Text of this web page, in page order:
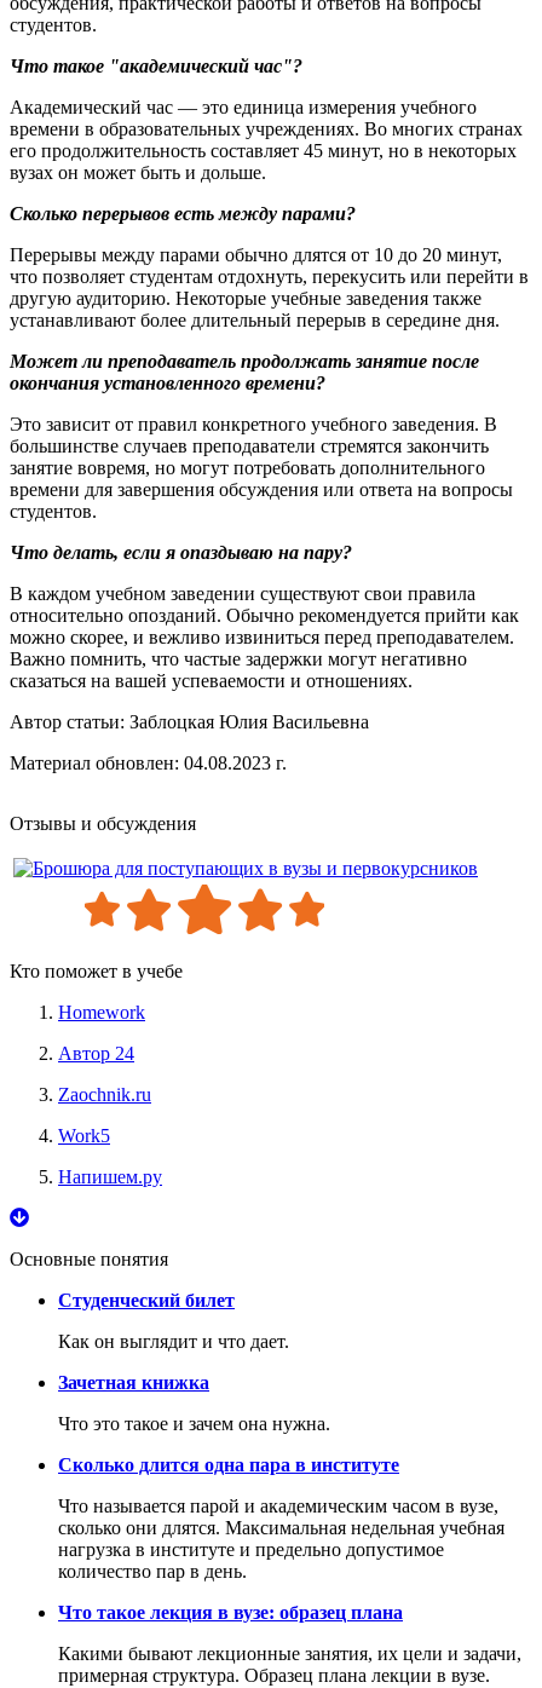
студентов.
Что такое "академический час"?
Академический час — это единица измерения учебного
времени в образовательных учреждениях. Во многих странах
его продолжительность составляет 45 минут, но в некоторых
вузах он может быть и дольше.
Сколько перерывов есть между парами?
Перерывы между парами обычно длятся от 10 до 20 минут,
что позволяет студентам отдохнуть, перекусить или перейти в
другую аудиторию. Некоторые учебные заведения также
устанавливают более длительный перерыв в середине дня.
Может ли преподаватель продолжать занятие после
окончания установленного времени?
Это зависит от правил конкретного учебного заведения. В
большинстве случаев преподаватели стремятся закончить
занятие вовремя, но могут потребовать дополнительного
времени для завершения обсуждения или ответа на вопросы
студентов.
Что делать, если я опаздываю на пару?
В каждом учебном заведении существуют свои правила
относительно опозданий. Обычно рекомендуется прийти как
можно скорее, и вежливо извиниться перед преподавателем.
Важно помнить, что частые задержки могут негативно
сказаться на вашей успеваемости и отношениях.
Автор статьи: Заблоцкая Юлия Васильевна
Материал обновлен: 04.08.2023 г.
Отзывы и обсуждения
Кто поможет в учебе
Homework
Автор 24
Zaochnik.ru
Work5
Напишем.ру
Основные понятия
Студенческий билет
Как он выглядит и что дает.
Зачетная книжка
Что это такое и зачем она нужна.
Сколько длится одна пара в институте
Что называется парой и академическим часом в вузе,
сколько они длятся. Максимальная недельная учебная
нагрузка в институте и предельно допустимое
количество пар в день.
Что такое лекция в вузе: образец плана
Какими бывают лекционные занятия, их цели и задачи,
примерная структура. Образец плана лекции в вузе.